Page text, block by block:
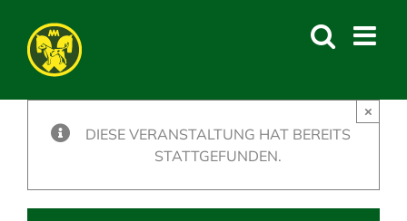
content
DIESE VERANSTALTUNG HAT BEREITS
STATTGEFUNDEN.
×